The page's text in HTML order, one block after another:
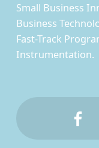
Small Business
Business
Fast-Track
Instrumentation.